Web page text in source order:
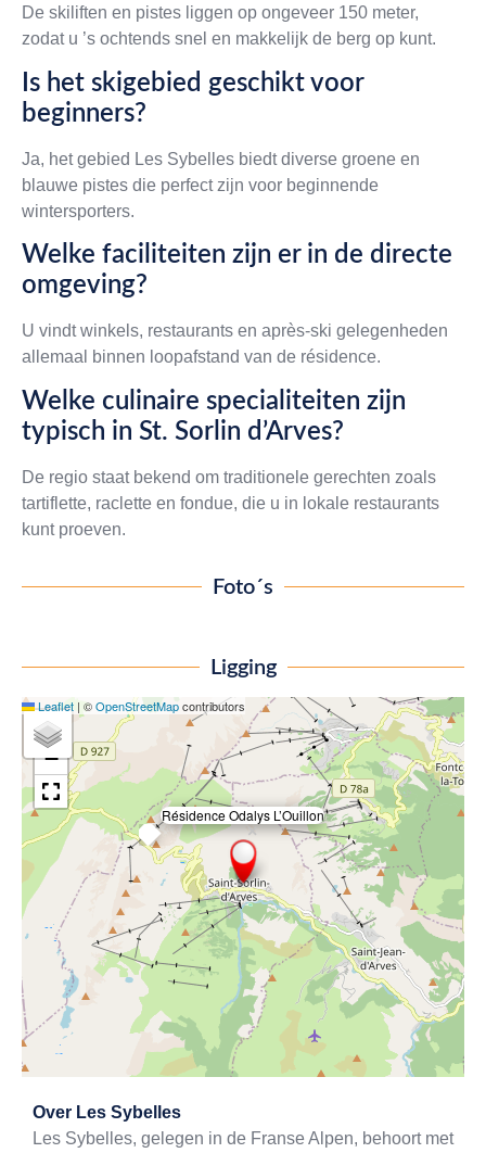
De skiliften en pistes liggen op ongeveer 150 meter,
zodat u ’s ochtends snel en makkelijk de berg op kunt.
Is het skigebied geschikt voor
beginners?
Ja, het gebied Les Sybelles biedt diverse groene en
blauwe pistes die perfect zijn voor beginnende
wintersporters.
Welke faciliteiten zijn er in de directe
omgeving?
U vindt winkels, restaurants en après-ski gelegenheden
allemaal binnen loopafstand van de résidence.
Welke culinaire specialiteiten zijn
typisch in St. Sorlin d’Arves?
De regio staat bekend om traditionele gerechten zoals
tartiflette, raclette en fondue, die u in lokale restaurants
kunt proeven.
Foto´s
Ligging
Résidence Odalys L’Ouillon
×
+
−
Leaflet | ©OpenStreetMapcontributors
Over Les Sybelles
Les Sybelles, gelegen in de Franse Alpen, behoort met